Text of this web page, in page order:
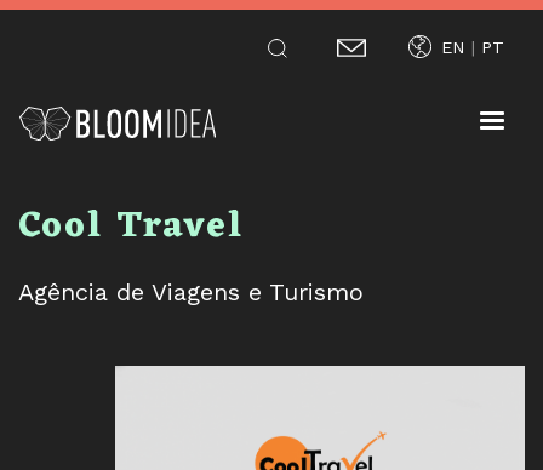
para
EN PT
Cool Travel
Agência de Viagens e Turismo